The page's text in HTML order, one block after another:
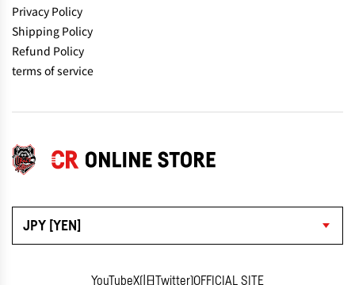
JPY [YEN]
YouTubeX(旧Twitter)OFFICIAL SITE
Privacy Policy
Shipping Policy
Refund Policy
terms of service